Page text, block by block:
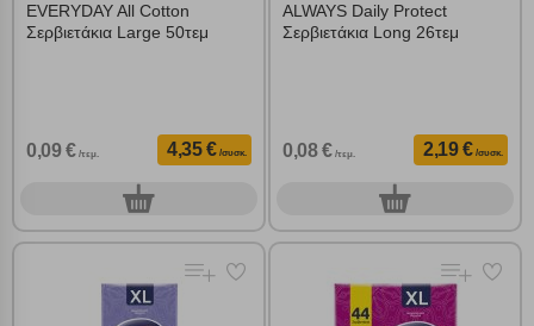
EVERYDAY All Cotton
Σερβιετάκια Large 50τεμ
0,09 € /τεμ. 4,35 € /συσκ.
0 συσκ.
ALWAYS Daily Protect
Σερβιετάκια Long 26τεμ
0,08 € /τεμ. 2,19 € /συσκ.
0 συσκ.